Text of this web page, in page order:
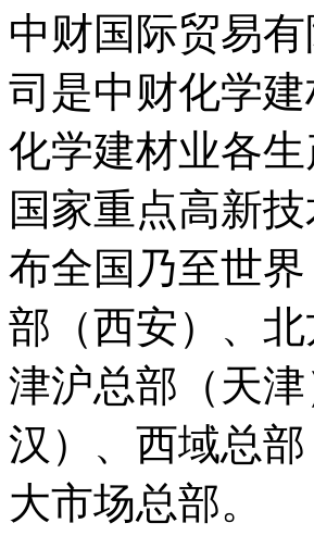
中财国际贸易
司是中财化学
化学建材业各
国家重点高新
布全国乃至世
部（西安）、
津沪总部（天
汉）、西域总
大市场总部。